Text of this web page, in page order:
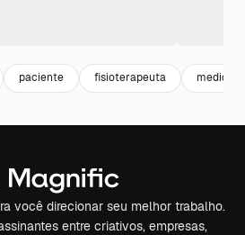
paciente fisioterapeuta medical
você direcionar seu melhor trabalho.
entre criativos, empresas,